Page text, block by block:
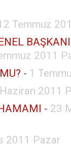
Temmuz
2011
- 1
2011
- 23
2011 Pazar